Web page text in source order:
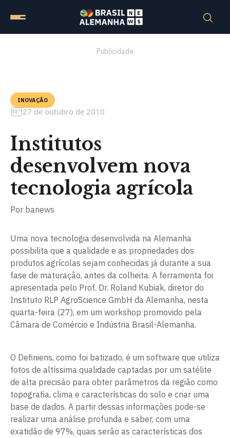
Publicidade
INOVAÇÃO
27 de outubro de 2010
Institutos
desenvolvem nova
tecnologia agrícola
Por banews
Uma nova tecnologia desenvolvida na Alemanha
possibilita que a qualidade e as propriedades dos
produtos agrícolas sejam conhecidas já durante a sua
fase de maturação, antes da colheita. A ferramenta foi
apresentada pelo Prof. Dr. Roland Kubiak, diretor do
Instituto RLP AgroScience GmbH da Alemanha, nesta
quarta-feira (27), em um workshop promovido pela
Câmara de Comércio e Indústria Brasil-Alemanha.
O Definiens, como foi batizado, é um software que utiliza
fotos de altíssima qualidade captadas por um satélite
de alta precisão para obter parâmetros da região como
topografia, clima e características do solo e criar uma
base de dados. A partir dessas informações pode-se
realizar uma análise profunda e saber, com uma
exatidão de 97%, quais serão as características dos